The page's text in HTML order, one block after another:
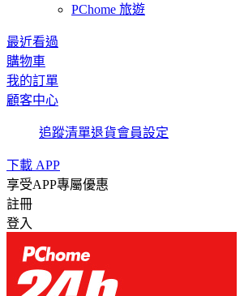
PChome 旅遊
最近看過
購物車
我的訂單
顧客中心
追蹤清單退貨會員設定
下載 APP
享受APP專屬優惠
註冊
登入